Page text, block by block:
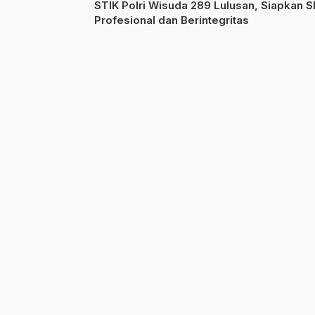
STIK Polri Wisuda 289 Lulusan, Siapkan
Profesional dan Berintegritas